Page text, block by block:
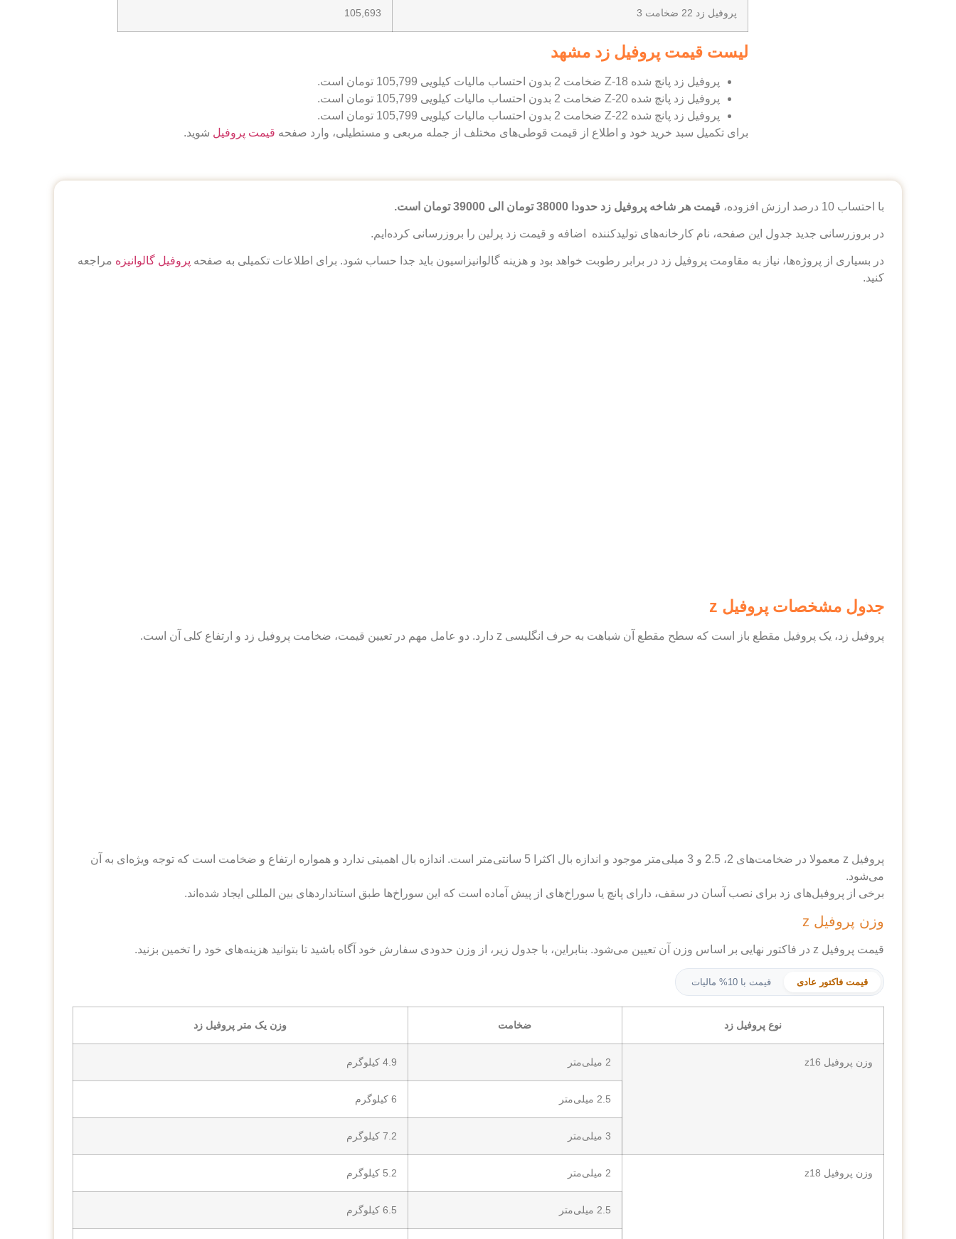
پروفیل زد 22 ضخامت 3 105,693
لیست قیمت پروفیل زد مشهد
پروفیل زد پانچ شده Z-18 ضخامت 2 بدون احتساب مالیات کیلویی 105,799 تومان است.
پروفیل زد پانچ شده Z-20 ضخامت 2 بدون احتساب مالیات کیلویی 105,799 تومان است.
پروفیل زد پانچ شده Z-22 ضخامت 2 بدون احتساب مالیات کیلویی 105,799 تومان است.
برای تکمیل سبد خرید خود و اطلاع از قیمت قوطی‌های مختلف از جمله مربعی و مستطیلی، وارد صفحه قیمت پروفیل شوید.
با احتساب 10 درصد ارزش افزوده، قیمت هر شاخه پروفیل زد حدودا 38000 تومان الی 39000 تومان است.
در بروزرسانی جدید جدول این صفحه، نام کارخانه‌های تولید‌کننده اضافه و قیمت‌ زد پرلین را بروزرسانی کرده‌ایم.
در بسیاری از پروژه‌ها، نیاز به مقاومت پروفیل زد در برابر رطوبت خواهد بود و هزینه گالوانیزاسیون باید جدا حساب شود. برای اطلاعات تکمیلی به صفحه پروفیل گالوانیزه مراجعه
کنید.
جدول مشخصات پروفیل z
پروفیل زد، یک پروفیل مقطع باز است که سطح مقطع آن شباهت به حرف انگلیسی z دارد. دو عامل مهم در تعیین قیمت، ضخامت پروفیل زد و ارتفاع کلی آن است.
پروفیل z معمولا در ضخامت‌های 2، 2.5 و 3 میلی‌متر موجود و اندازه بال اکثرا 5 سانتی‌متر است. اندازه بال اهمیتی ندارد و همواره ارتفاع و ضخامت است که توجه ویژه‌ای به آن
می‌شود.
برخی از پروفیل‌های زد برای نصب آسان در سقف، دارای پانچ یا سوراخ‌های از پیش آماده است که این سوراخ‌ها طبق استاندارد‌های بین المللی ایجاد شده‌اند.
وزن پروفیل z
قیمت پروفیل z در فاکتور نهایی بر اساس وزن آن تعیین می‌شود. بنابراین، با جدول زیر، از وزن حدودی سفارش خود آگاه باشید تا بتوانید هزینه‌های خود را تخمین بزنید.
قیمت فاکتور عادی قیمت با 10% مالیات
نوع پروفیل زد ضخامت وزن یک متر پروفیل زد
وزن پروفیل z16 2 میلی‌متر 4.9 کیلو‌گرم
2.5 میلی‌متر 6 کیلو‌گرم
3 میلی‌متر 7.2 کیلو‌گرم
وزن پروفیل z18 2 میلی‌متر 5.2 کیلو‌گرم
2.5 میلی‌متر 6.5 کیلو‌گرم